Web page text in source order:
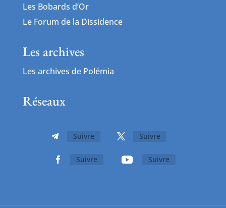
Les Bobards d’Or
Le Forum de la Dissidence
Les archives
Les archives de Polémia
Réseaux
Suivre Suivre
Suivre Suivre